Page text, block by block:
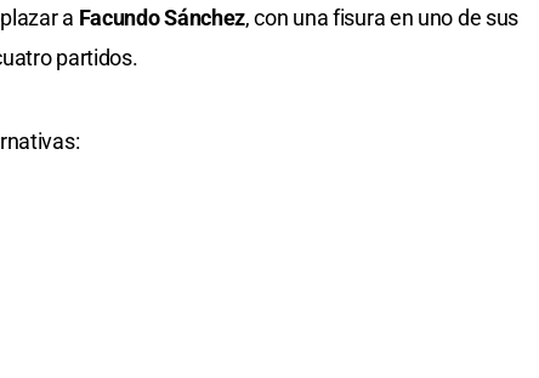
a Facundo Sánchez, con una fisura en uno de sus
partidos.